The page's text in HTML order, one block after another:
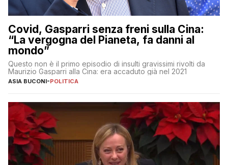
Covid, Gasparri senza freni sulla Cina:
“La vergogna del Pianeta, fa danni al
mondo”
Questo non è il primo episodio di insulti gravissimi rivolti da
Maurizio Gasparri alla Cina: era accaduto già nel 2021
ASIA BUCONI-POLITICA